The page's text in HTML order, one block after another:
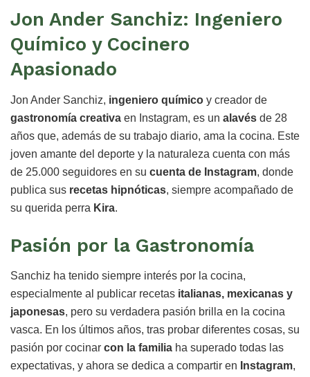
Jon Ander Sanchiz: Ingeniero
Químico y Cocinero
Apasionado
Jon Ander Sanchiz, ingeniero químico y creador de
gastronomía creativa en Instagram, es un alavés de 28
años que, además de su trabajo diario, ama la cocina. Este
joven amante del deporte y la naturaleza cuenta con más
de 25.000 seguidores en su cuenta de Instagram, donde
publica sus recetas hipnóticas, siempre acompañado de
su querida perra Kira.
Pasión por la Gastronomía
Sanchiz ha tenido siempre interés por la cocina,
especialmente al publicar recetas italianas, mexicanas y
japonesas, pero su verdadera pasión brilla en la cocina
vasca. En los últimos años, tras probar diferentes cosas, su
pasión por cocinar con la familia ha superado todas las
expectativas, y ahora se dedica a compartir en Instagram,